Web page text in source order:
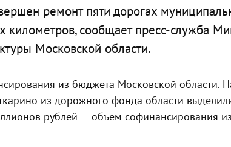
ремонт пяти дорогах
сообщает пресс-служба
Московской области.
из бюджета Московской области.
из дорожного фонда области
рублей — объем софинансирования